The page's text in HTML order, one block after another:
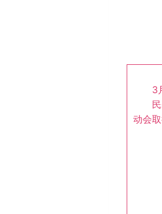
3月9
民基
动会